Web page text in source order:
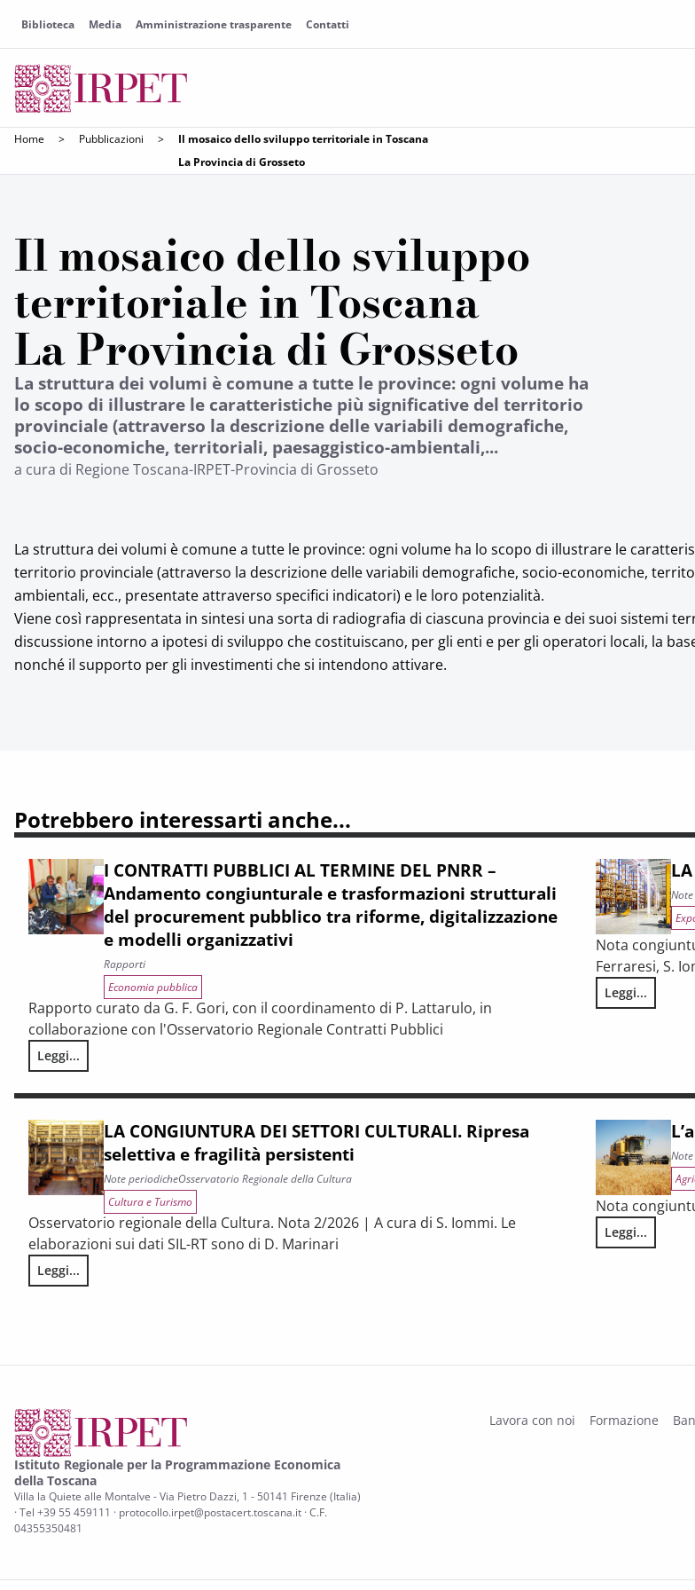
Biblioteca Media Amministrazione trasparente Contatti
Home > Pubblicazioni >
Il mosaico dello sviluppo territoriale in Toscana
La Provincia di Grosseto
Il mosaico dello sviluppo
territoriale in Toscana
La Provincia di Grosseto
La struttura dei volumi è comune a tutte le province: ogni volume ha
lo scopo di illustrare le caratteristiche più significative del territorio
provinciale (attraverso la descrizione delle variabili demografiche,
socio-economiche, territoriali, paesaggistico-ambientali,...
a cura di Regione Toscana-IRPET-Provincia di Grosseto
La struttura dei volumi è comune a tutte le province: ogni volume ha lo scopo di illustrare le
territorio provinciale (attraverso la descrizione delle variabili demografiche, socio-economiche,
ambientali, ecc., presentate attraverso specifici indicatori) e le loro potenzialità.
Viene così rappresentata in sintesi una sorta di radiografia di ciascuna provincia e dei suoi sistemi
discussione intorno a ipotesi di sviluppo che costituiscano, per gli enti e per gli operatori locali, la
nonché il supporto per gli investimenti che si intendono attivare.
Potrebbero interessarti anche...
I CONTRATTI PUBBLICI AL TERMINE DEL PNRR –
Andamento congiunturale e trasformazioni strutturali
del procurement pubblico tra riforme, digitalizzazione
e modelli organizzativi
Rapporti
Economia pubblica
Rapporto curato da G. F. Gori, con il coordinamento di P. Lattarulo, in
collaborazione con l'Osservatorio Regionale Contratti Pubblici
Leggi...
I CONTRATTI PUBBLICI AL TERMINE DEL PNRR – Andamento congiunturale e trasformazioni strutturali
Nota
Ferraresi, S.
Leggi...
LA
LA CONGIUNTURA DEI SETTORI CULTURALI. Ripresa
selettiva e fragilità persistenti
Note periodicheOsservatorio Regionale della Cultura
Cultura e Turismo
Osservatorio regionale della Cultura. Nota 2/2026 | A cura di S. Iommi. Le
elaborazioni sui dati SIL-RT sono di D. Marinari
Leggi...
LA CONGIUNTURA DEI SETTORI CULTURALI. Ripresa selettiva e fragilità persistenti
Nota
Leggi...
L’annata
Istituto Regionale per la Programmazione Economica
della Toscana
Villa la Quiete alle Montalve - Via Pietro Dazzi, 1 - 50141 Firenze (Italia)
· Tel +39 55 459111 · protocollo.irpet@postacert.toscana.it · C.F.
04355350481
Lavora con noi Formazione